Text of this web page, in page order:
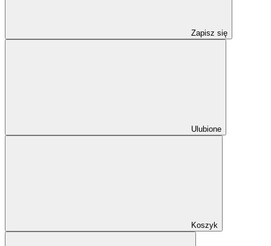
Zapisz się
Ulubione
Koszyk